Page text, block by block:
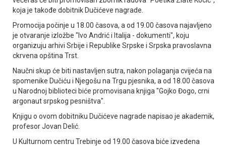
koja je takođe dobitnik Dučićeve nagrade.
Promocija počinje u 18.00 časova, a od 19.00 časova najavljeno
je otvaranje izložbe "Ivo Andrić i Italija - dokumenti", koju
organizuju arhivi Srbije i Republike Srpske i Srpska pravoslavna
ckrvena opština Trst.
Naučni skup će biti nastavljen sutra, nakon polaganja cvijeća na
spomenike Dučiću i Njegošu na Trgu pjesnika, a od 18.00 časova
u Narodnoj biblioteci biće promovisana knjiga "Gojko Đogo, crni
argonaut srpskog pesništva".
Knjigu o ovom dobitniku Dučićeve nagrade napisao je akademik,
profesor Јovan Delić.
U Kulturnom centru Trebinje od 19.00 časova biće izvedena